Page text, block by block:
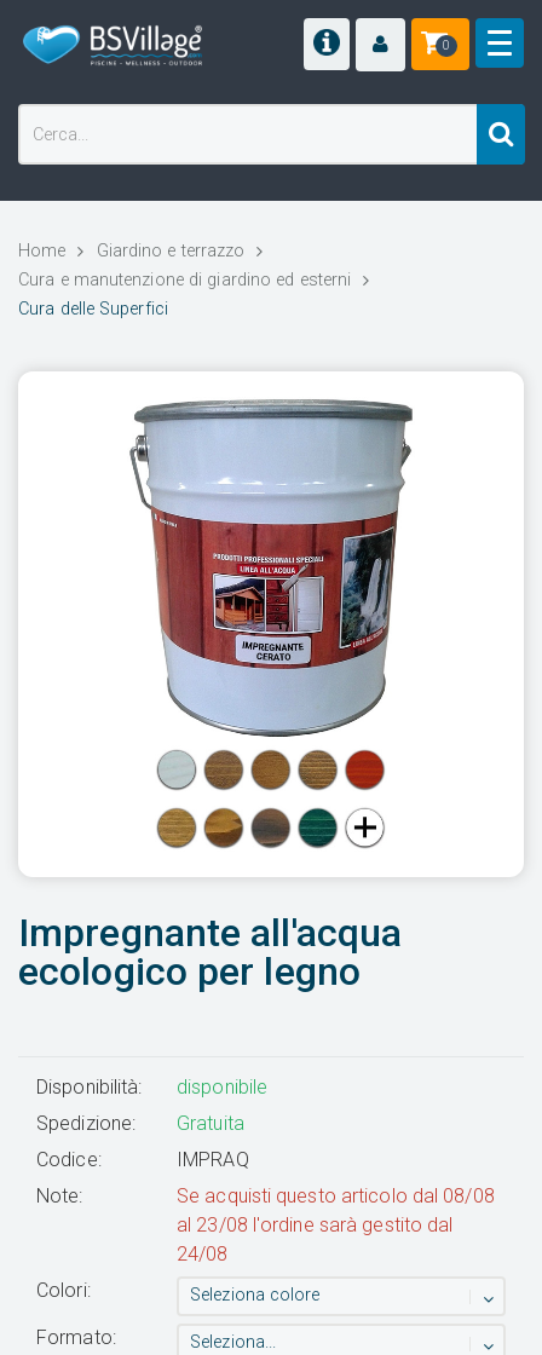
0
Home
Giardino e terrazzo
Cura e manutenzione di giardino ed esterni
Cura delle Superfici
Impregnante all'acqua
ecologico per legno
Disponibilità:
disponibile
Spedizione:
Gratuita
Codice:
IMPRAQ
Note:
Se acquisti questo articolo dal 08/08
al 23/08 l'ordine sarà gestito dal
24/08
Colori:
Seleziona colore
Formato: Seleziona...